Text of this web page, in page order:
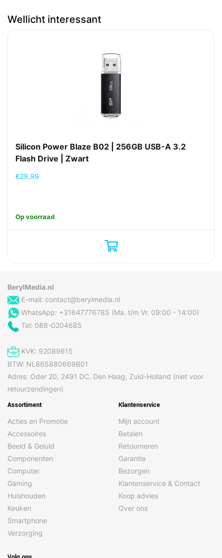
Wellicht interessant
Silicon Power Blaze B02 | 256GB USB-A 3.2
Flash Drive | Zwart
€29,99
Op voorraad
BerylMedia.nl
E-mail: contact@berylmedia.nl
WhatsApp: +31647776785 (Ma. t/m Vr. 09:00 - 14:00)
Tel: 088-0204685
KVK: 92089615
BTW: NL865880669B01
Adres: Oder 20, 2491 DC, Den Haag, Zuid-Holland (niet voor
retourzendingen)
Assortiment
Acties en Promotie
Accessoires
Beeld & Geluid
Componenten
Computer
Gaming
Huishouden
Keuken
Smartphone
Verzorging
Klantenservice
Mijn account
Betalen
Retourneren
Garantie
Bezorgen
Klantenservice & Contact
Koop advies
Over ons